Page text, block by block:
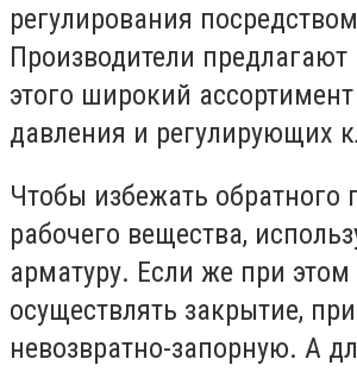
регулирования
Производители
этого широкий ассортимент
давления и регулирующих
Чтобы избежать обратного
рабочего вещества,
арматуру. Если же при
осуществлять закрытие,
невозвратно-запорную. А